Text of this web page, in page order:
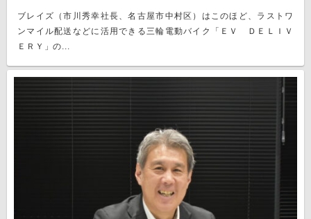
ブレイズ（市川秀幸社長、名古屋市中村区）はこのほど、ラストワ
ンマイル配送などに活用できる三輪電動バイク「ＥＶ ＤＥＬＩＶ
ＥＲＹ」の...